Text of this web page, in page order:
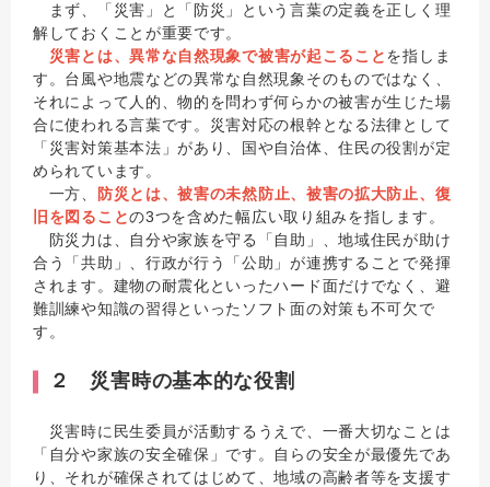
まず、「災害」と「防災」という言葉の定義を正しく理
解しておくことが重要です。
災害とは、異常な自然現象で被害が起こることを指しま
す。台風や地震などの異常な自然現象そのものではなく、
それによって人的、物的を問わず何らかの被害が生じた場
合に使われる言葉です。災害対応の根幹となる法律として
「災害対策基本法」があり、国や自治体、住民の役割が定
められています。
一方、
防災とは、被害の未然防止、被害の拡大防止、復
旧を図ることの3つを含めた幅広い取り組みを指します。
防災力は、自分や家族を守る「自助」、地域住民が助け
合う「共助」、行政が行う「公助」が連携することで発揮
されます。建物の耐震化といったハード面だけでなく、避
難訓練や知識の習得といったソフト面の対策も不可欠で
す。
２ 災害時の基本的な役割
災害時に民生委員が活動するうえで、一番大切なことは
「自分や家族の安全確保」です。自らの安全が最優先であ
り、それが確保されてはじめて、地域の高齢者等を支援す